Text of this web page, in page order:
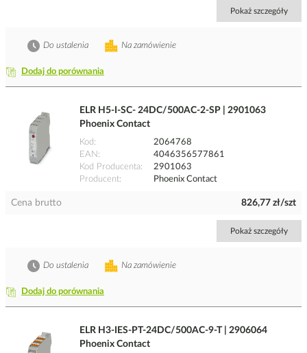
Pokaż szczegóły
Dodaj do porównania
Na zamówienie
Do ustalenia
ELR H5-I-SC- 24DC/500AC-2-SP | 2901063
Phoenix Contact
Kod
2064768
EAN
4046356577861
Kod Producenta
2901063
Producent
Phoenix Contact
Cena brutto 826,77 zł/szt
Pokaż szczegóły
Dodaj do porównania
Na zamówienie
Do ustalenia
ELR H3-IES-PT-24DC/500AC-9-T | 2906064
Phoenix Contact